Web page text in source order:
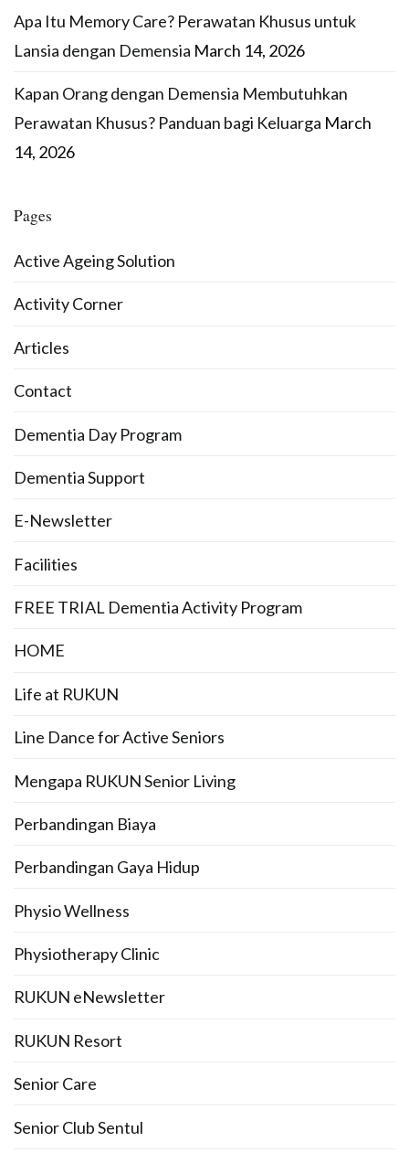
Apa Itu Memory Care? Perawatan Khusus untuk
Lansia dengan Demensia March 14, 2026
Kapan Orang dengan Demensia Membutuhkan
Perawatan Khusus? Panduan bagi Keluarga March
14, 2026
Pages
Active Ageing Solution
Activity Corner
Articles
Contact
Dementia Day Program
Dementia Support
E-Newsletter
Facilities
FREE TRIAL Dementia Activity Program
HOME
Life at RUKUN
Line Dance for Active Seniors
Mengapa RUKUN Senior Living
Perbandingan Biaya
Perbandingan Gaya Hidup
Physio Wellness
Physiotherapy Clinic
RUKUN eNewsletter
RUKUN Resort
Senior Care
Senior Club Sentul